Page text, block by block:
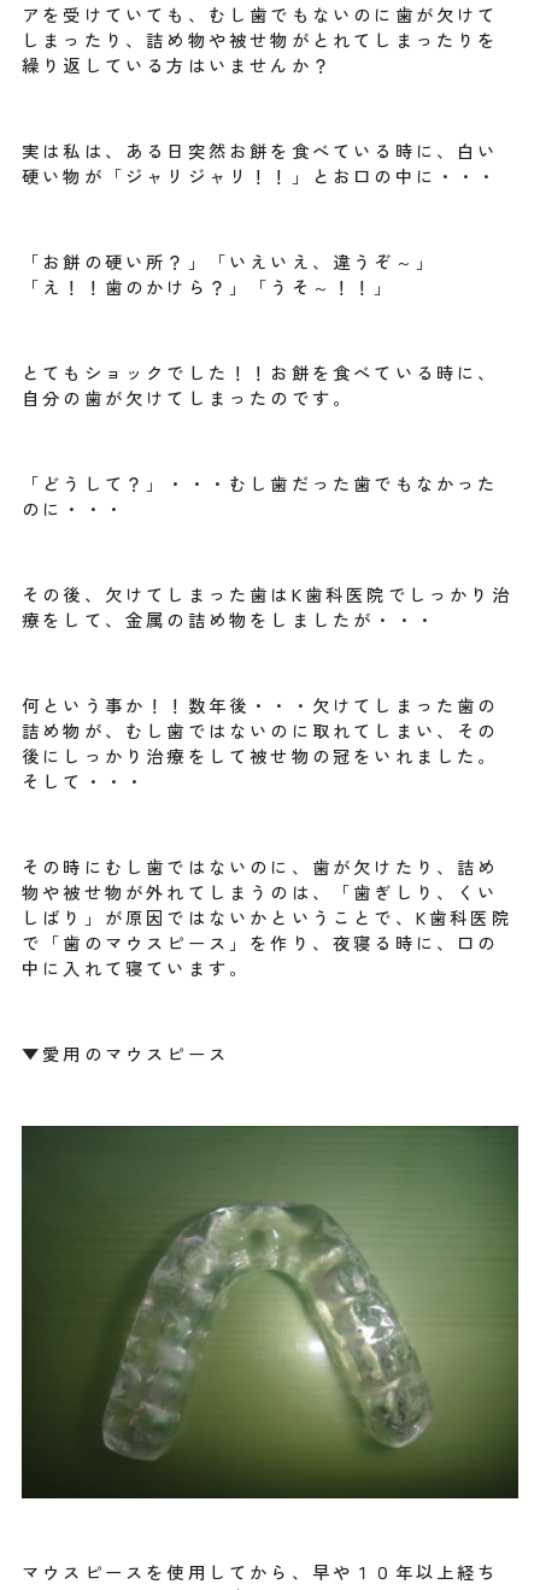
アを受けていても、むし歯でもないのに歯が欠けて
しまったり、詰め物や被せ物がとれてしまったりを
繰り返している方はいませんか？
実は私は、ある日突然お餅を食べている時に、白い
硬い物が「ジャリジャリ！！」とお口の中に・・・
「お餅の硬い所？」「いえいえ、違うぞ～」
「え！！歯のかけら？」「うそ～！！」
とてもショックでした！！お餅を食べている時に、
自分の歯が欠けてしまったのです。
「どうして？」・・・むし歯だった歯でもなかった
のに・・・
その後、欠けてしまった歯はK歯科医院でしっかり治
療をして、金属の詰め物をしましたが・・・
何という事か！！数年後・・・欠けてしまった歯の
詰め物が、むし歯ではないのに取れてしまい、その
後にしっかり治療をして被せ物の冠をいれました。
そして・・・
その時にむし歯ではないのに、歯が欠けたり、詰め
物や被せ物が外れてしまうのは、「歯ぎしり、くい
しばり」が原因ではないかということで、K歯科医院
で「歯のマウスピース」を作り、夜寝る時に、口の
中に入れて寝ています。
▼愛用のマウスピース
マウスピースを使用してから、早や１０年以上経ち